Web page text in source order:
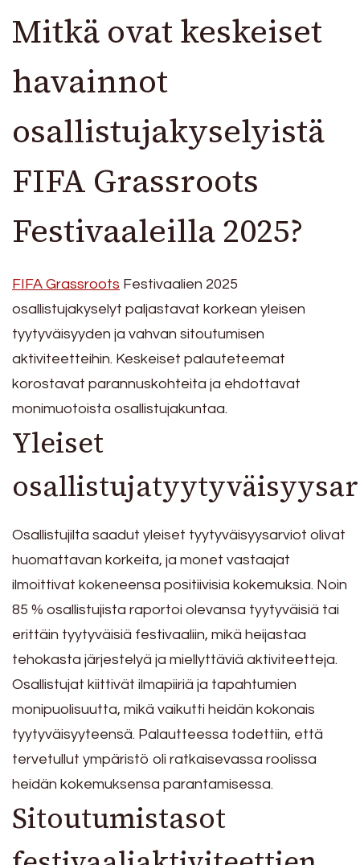
Mitkä ovat keskeiset
havainnot
osallistujakyselyistä
FIFA Grassroots
Festivaaleilla 2025?
FIFA Grassroots Festivaalien 2025
osallistujakyselyt paljastavat korkean yleisen
tyytyväisyyden ja vahvan sitoutumisen
aktiviteetteihin. Keskeiset palauteteemat
korostavat parannuskohteita ja ehdottavat
monimuotoista osallistujakuntaa.
Yleiset
Osallistujilta saadut yleiset tyytyväisyysarviot olivat
huomattavan korkeita, ja monet vastaajat
ilmoittivat kokeneensa positiivisia kokemuksia. Noin
85 % osallistujista raportoi olevansa tyytyväisiä tai
erittäin tyytyväisiä festivaaliin, mikä heijastaa
tehokasta järjestelyä ja miellyttäviä aktiviteetteja.
Osallistujat kiittivät ilmapiiriä ja tapahtumien
monipuolisuutta, mikä vaikutti heidän kokonais
tyytyväisyyteensä. Palautteessa todettiin, että
tervetullut ympäristö oli ratkaisevassa roolissa
heidän kokemuksensa parantamisessa.
Sitoutumistasot